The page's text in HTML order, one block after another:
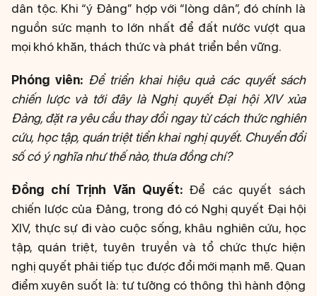
dân tộc. Khi “ý Đảng” hợp với “lòng dân”, đó chính là
nguồn sức mạnh to lớn nhất để đất nước vượt qua
mọi khó khăn, thách thức và phát triển bền vững.
Phóng viên: Để triển khai hiệu quả các quyết sách
chiến lược và tới đây là Nghị quyết Đại hội XIV xủa
Đảng, đặt ra yêu cầu thay đổi ngay từ cách thức nghiên
cứu, học tập, quán triệt tiển khai nghị quyết. Chuyển đổi
số có ý nghĩa như thế nào, thưa đồng chí?
Đồng chí Trịnh Văn Quyết:Để các quyết sách
chiến lược của Đảng, trong đó có Nghị quyết Đại hội
XIV, thực sự đi vào cuộc sống, khâu nghiên cứu, học
tập, quán triệt, tuyên truyền và tổ chức thực hiện
nghị quyết phải tiếp tục được đổi mới mạnh mẽ. Quan
điểm xuyên suốt là: tư tưởng có thông thì hành động